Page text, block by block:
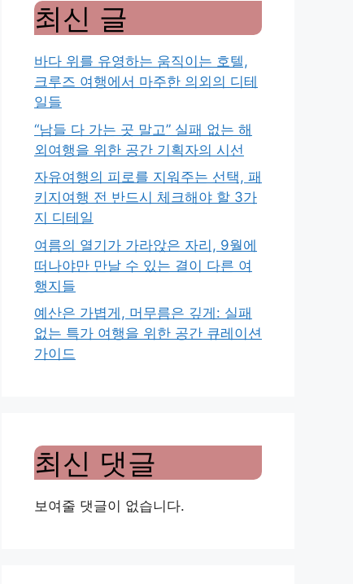
최신 글
바다 위를 유영하는 움직이는 호텔,
크루즈 여행에서 마주한 의외의 디테
일들
“남들 다 가는 곳 말고” 실패 없는 해
외여행을 위한 공간 기획자의 시선
자유여행의 피로를 지워주는 선택, 패
키지여행 전 반드시 체크해야 할 3가
지 디테일
여름의 열기가 가라앉은 자리, 9월에
떠나야만 만날 수 있는 결이 다른 여
행지들
예산은 가볍게, 머무름은 깊게: 실패
없는 특가 여행을 위한 공간 큐레이션
가이드
최신 댓글
보여줄 댓글이 없습니다.